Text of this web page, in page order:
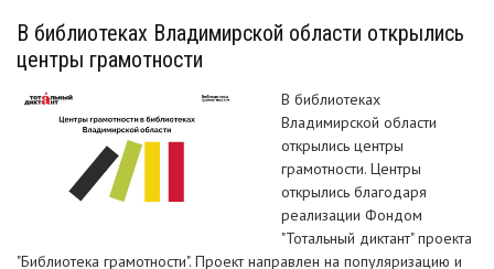
В библиотеках Владимирской области открылись
центры грамотности
В библиотеках
Владимирской области
открылись центры
грамотности. Центры
открылись благодаря
реализации Фондом
"Тотальный диктант" проекта
"Библиотека грамотности". Проект направлен на популяризацию и